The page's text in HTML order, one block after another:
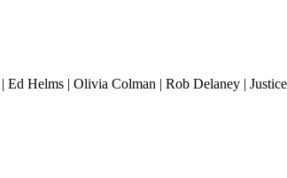
Helms | Olivia Colman | Rob Delaney |